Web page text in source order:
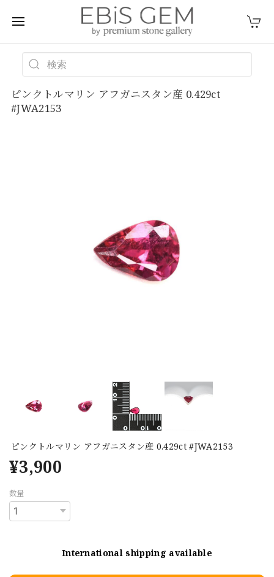
ピンクトルマリン アフガニスタン産 0.429ct
#JWA2153
ピンクトルマリン アフガニスタン産 0.429ct #JWA2153
¥3,900
数量
International shipping available